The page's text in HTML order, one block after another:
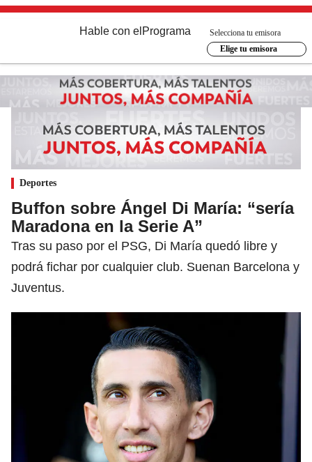
Hable con el Programa
Selecciona tu emisora
Elige tu emisora
Deportes
Buffon sobre Ángel Di María: “sería
Maradona en la Serie A”
Tras su paso por el PSG, Di María quedó libre y
podrá fichar por cualquier club. Suenan Barcelona y
Juventus.